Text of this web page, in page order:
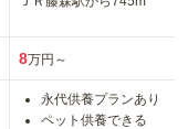
8万円～
永代供養プランあり
ペット供養できる